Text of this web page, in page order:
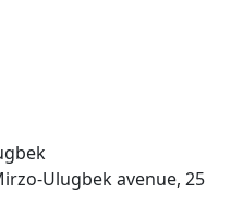
Ulugbek avenue, 25